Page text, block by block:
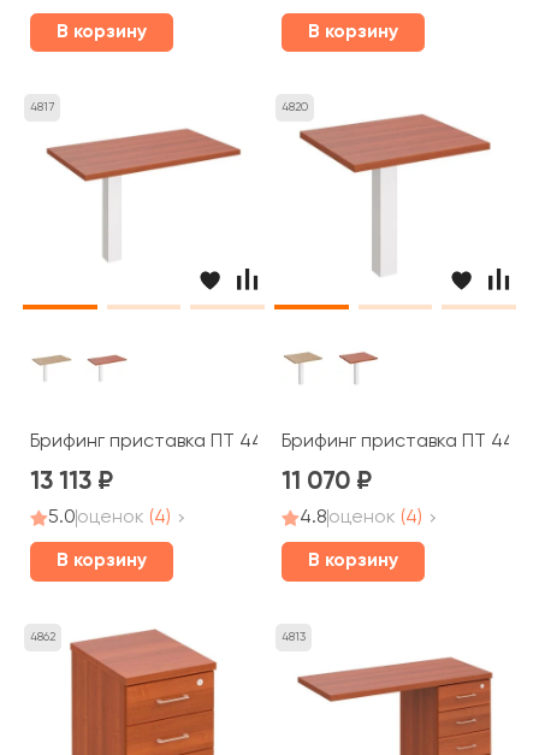
В корзину В корзину
4817
Брифинг приставка ПТ 447 Patriot
13 113
5.0оценок (4)
В корзину
4820
Брифинг приставка ПТ 445
11 070
4.8оценок (4)
В корзину
4862 4813